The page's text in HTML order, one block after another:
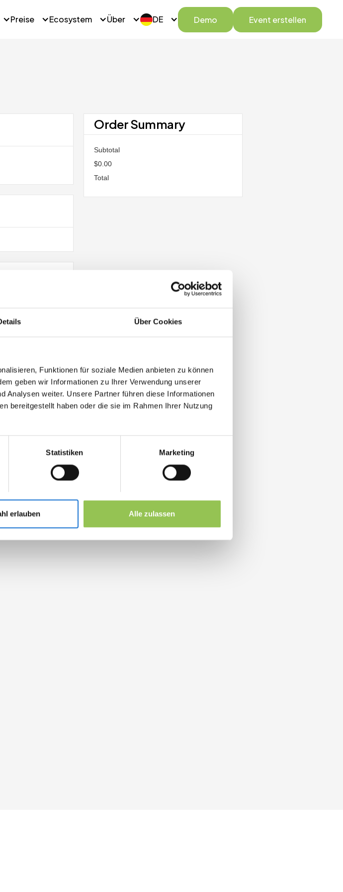
Über Cookies
Funktionen für soziale Medien anbieten zu können
geben wir Informationen zu Ihrer Verwendung unserer
Analysen weiter. Unsere Partner führen diese Informationen
bereitgestellt haben oder die sie im Rahmen Ihrer Nutzung
Statistiken Marketing
erlauben Alle zulassen
Preise Ecosystem Über DE Demo Event erstellen
Order Summary
Subtotal
$0.00
Total